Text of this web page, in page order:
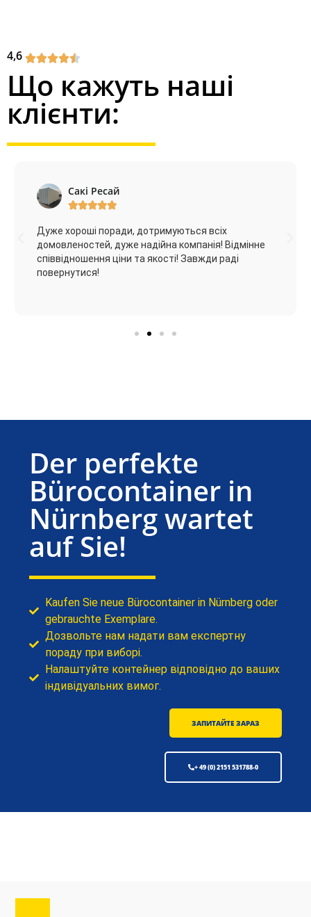
4,6
Що кажуть наші
клієнти:
Сакі Ресай

Дуже хороші поради, дотримуються всіх
домовленостей, дуже надійна компанія! Відмінне
співвідношення ціни та якості! Завжди раді
повернутися!
Der perfekte
Bürocontainer in
Nürnberg wartet
auf Sie!
Kaufen Sie neue Bürocontainer in Nürnberg oder
gebrauchte Exemplare.
Дозвольте нам надати вам експертну
пораду при виборі.
Налаштуйте контейнер відповідно до ваших
індивідуальних вимог.
ЗАПИТАЙТЕ ЗАРАЗ
+ 49 (0) 2151 531788-0